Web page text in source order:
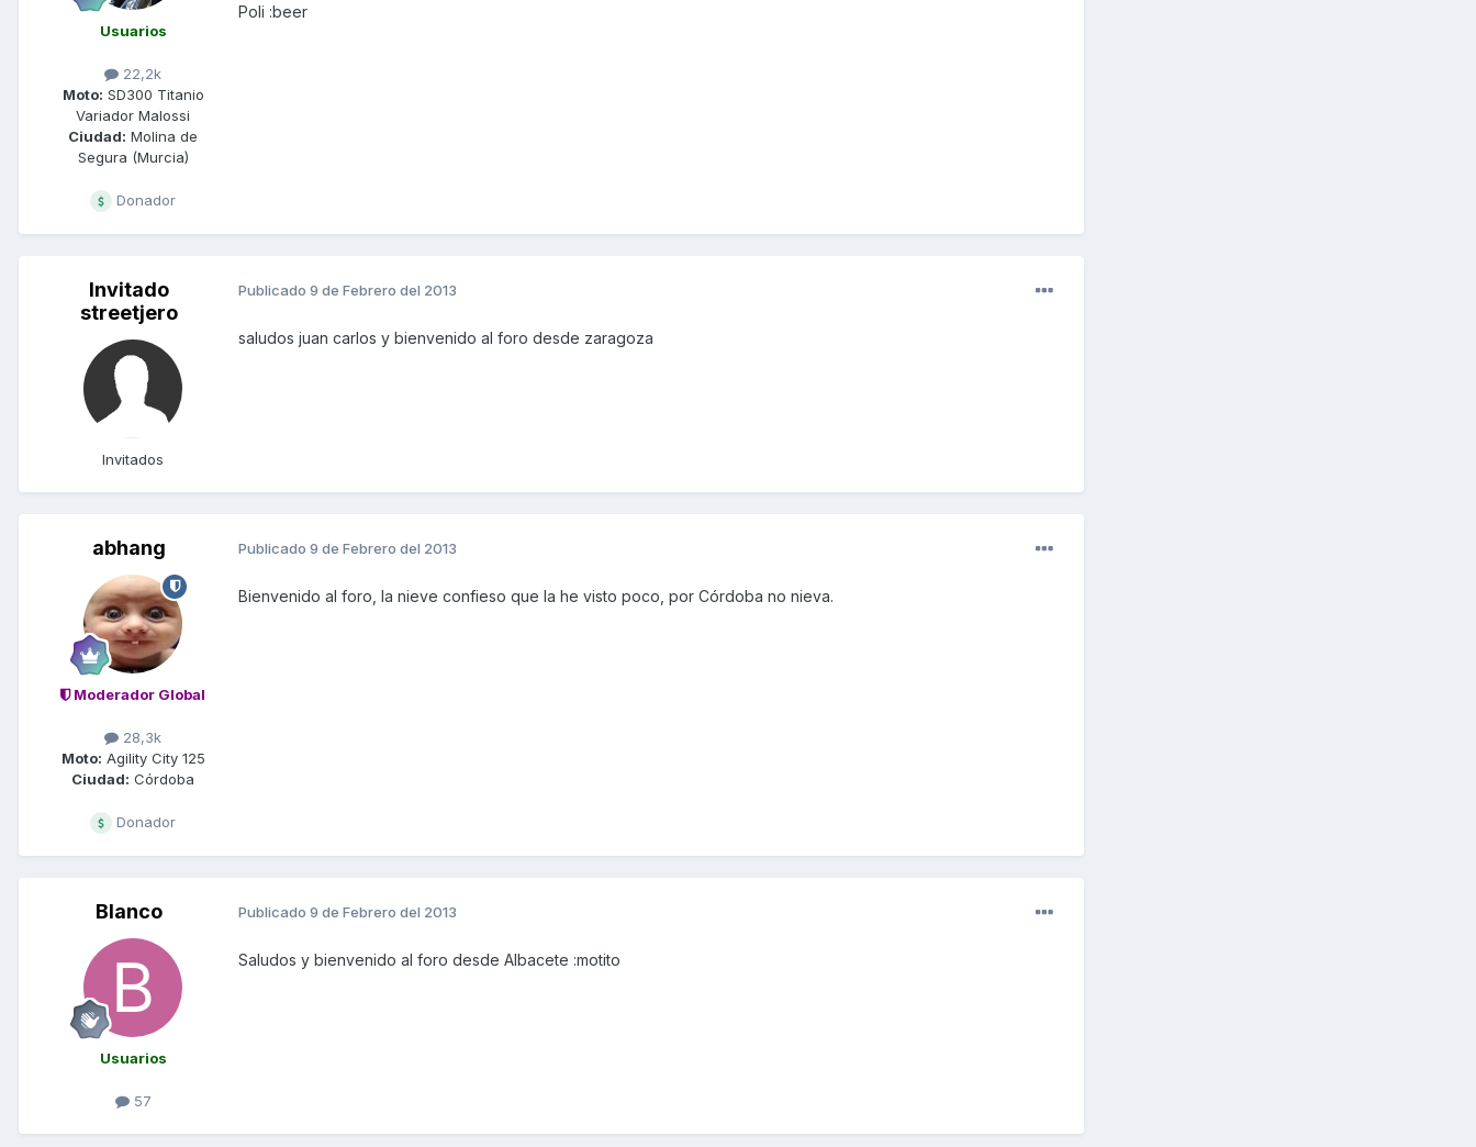
Usuarios
22,2k
Moto: SD300 Titanio
Variador Malossi
Ciudad: Molina de
Segura (Murcia)
Donador
Poli :beer
Invitado
streetjero
Invitados
Publicado 9 de Febrero del 2013
saludos juan carlos y bienvenido al foro desde zaragoza
abhang
Moderador Global
28,3k
Moto: Agility City 125
Ciudad: Córdoba
Donador
Publicado 9 de Febrero del 2013
Bienvenido al foro, la nieve confieso que la he visto poco, por Córdoba no nieva.
Blanco
Usuarios
57
Publicado 9 de Febrero del 2013
Saludos y bienvenido al foro desde Albacete :motito